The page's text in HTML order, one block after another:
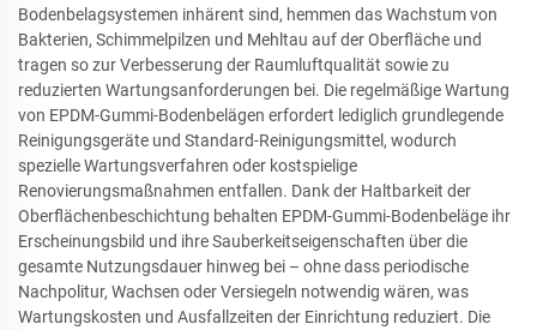
Bodenbelagsystemen inhärent sind, hemmen das Wachstum von
Bakterien, Schimmelpilzen und Mehltau auf der Oberfläche und
tragen so zur Verbesserung der Raumluftqualität sowie zu
reduzierten Wartungsanforderungen bei. Die regelmäßige Wartung
von EPDM-Gummi-Bodenbelägen erfordert lediglich grundlegende
Reinigungsgeräte und Standard-Reinigungsmittel, wodurch
spezielle Wartungsverfahren oder kostspielige
Renovierungsmaßnahmen entfallen. Dank der Haltbarkeit der
Oberflächenbeschichtung behalten EPDM-Gummi-Bodenbeläge ihr
Erscheinungsbild und ihre Sauberkeitseigenschaften über die
gesamte Nutzungsdauer hinweg bei – ohne dass periodische
Nachpolitur, Wachsen oder Versiegeln notwendig wären, was
Wartungskosten und Ausfallzeiten der Einrichtung reduziert. Die